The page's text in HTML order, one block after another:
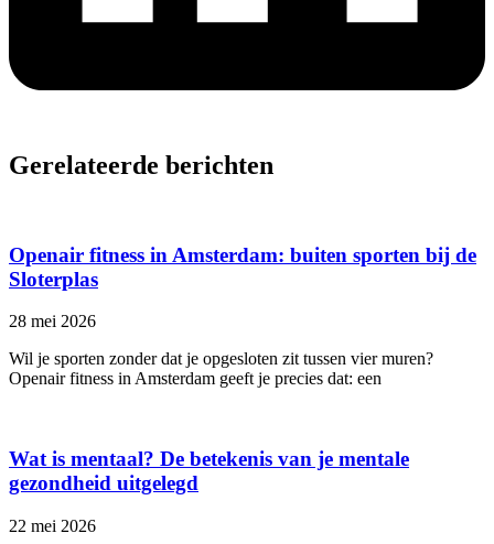
Gerelateerde berichten
Openair fitness in Amsterdam: buiten sporten bij de
Sloterplas
28 mei 2026
Wil je sporten zonder dat je opgesloten zit tussen vier muren?
Openair fitness in Amsterdam geeft je precies dat: een
Wat is mentaal? De betekenis van je mentale
gezondheid uitgelegd
22 mei 2026